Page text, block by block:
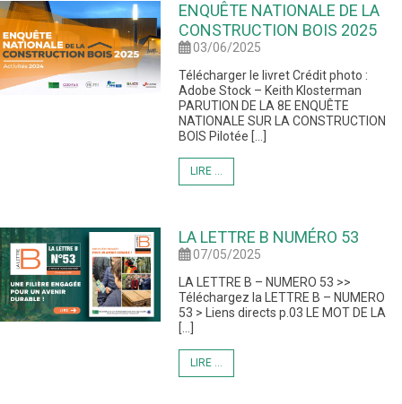
ENQUÊTE NATIONALE DE LA
CONSTRUCTION BOIS 2025
03/06/2025
Télécharger le livret Crédit photo :
Adobe Stock – Keith Klosterman
PARUTION DE LA 8E ENQUÊTE
NATIONALE SUR LA CONSTRUCTION
BOIS Pilotée […]
LIRE ...
LA LETTRE B NUMÉRO 53
07/05/2025
LA LETTRE B – NUMERO 53 >>
Téléchargez la LETTRE B – NUMERO
53 > Liens directs p.03 LE MOT DE LA
[…]
LIRE ...